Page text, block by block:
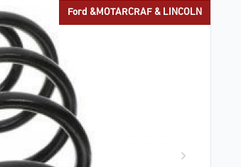
Ford &MOTARCRAF & LINCOLN